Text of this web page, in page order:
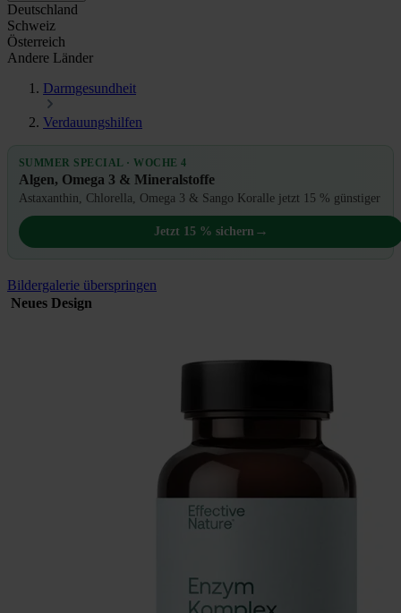
Deutschland
Schweiz
Österreich
Andere Länder
Darmgesundheit
Verdauungshilfen
SUMMER SPECIAL · WOCHE 4
Algen, Omega 3 & Mineralstoffe
Astaxanthin, Chlorella, Omega 3 & Sango Koralle jetzt 15 % günstiger
Jetzt 15 % sichern →
Bildergalerie überspringen
Neues Design